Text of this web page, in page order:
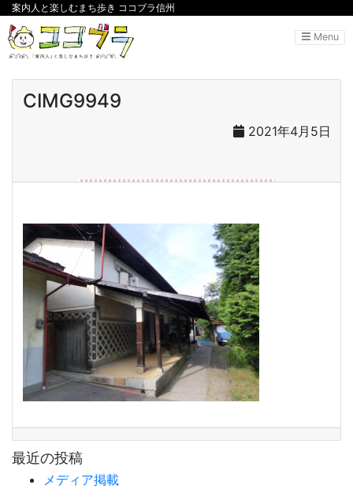
案内人と楽しむまち歩き ココブラ信州
Menu
CIMG9949
2021年4月5日
最近の投稿
メディア掲載